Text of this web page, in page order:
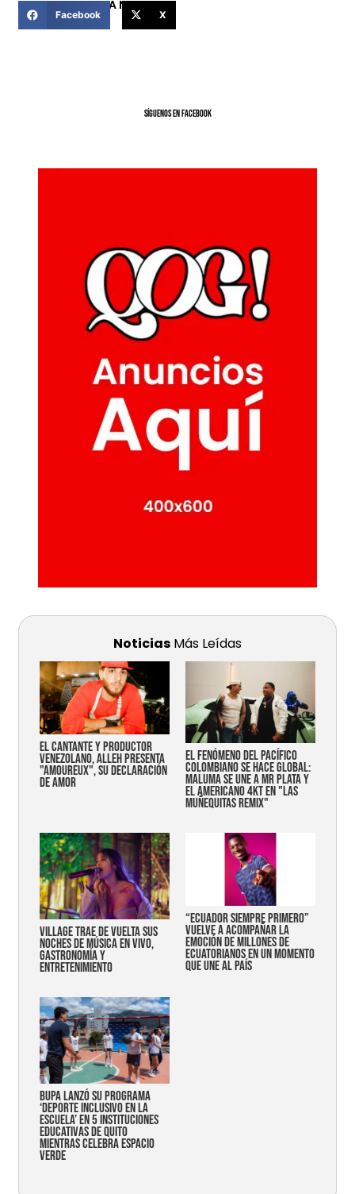
COMPARTIR ESTA NOTICIA
Facebook X
SíGUENOS EN FACEBOOK
Noticias Más Leídas
EL CANTANTE Y PRODUCTOR
VENEZOLANO, ALLEH PRESENTA
"AMOUREUX", SU DECLARACIÓN
DE AMOR
EL FENÓMENO DEL PACÍFICO
COLOMBIANO SE HACE GLOBAL:
MALUMA SE UNE A MR PLATA Y
EL AMERICANO 4KT EN "LAS
MUÑEQUITAS REMIX"
Village trae de vuelta sus
noches de música en vivo,
gastronomía y
entretenimiento
“Ecuador siempre primero”
vuelve a acompañar la
emoción de millones de
ecuatorianos en un momento
que une al país
Bupa lanzó su programa
‘Deporte Inclusivo en la
Escuela’ en 5 instituciones
educativas de Quito
mientras celebra espacio
verde